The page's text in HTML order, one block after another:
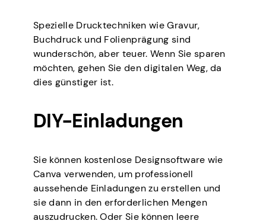
Spezielle Drucktechniken wie Gravur,
Buchdruck und Folienprägung sind
wunderschön, aber teuer. Wenn Sie sparen
möchten, gehen Sie den digitalen Weg, da
dies günstiger ist.
DIY-Einladungen
Sie können kostenlose Designsoftware wie
Canva verwenden, um professionell
aussehende Einladungen zu erstellen und
sie dann in den erforderlichen Mengen
auszudrucken. Oder Sie können leere